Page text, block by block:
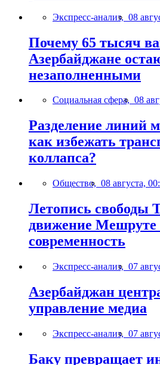
Экспресс-анализ, 08
Почему 65 тысяч
Азербайджане
незаполненными
Социальная сфера, 08
Разделение линий
как избежать
коллапса?
Общество, 08 августа,
Летопись свободы
движение Мешруте
современность
Экспресс-анализ, 07
Азербайджан
управление медиа
Экспресс-анализ, 07
Баку превращает